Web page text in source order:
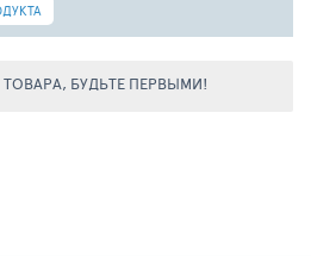
БУДЬТЕ ПЕРВЫМИ!